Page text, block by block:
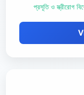
প্রসূতি ও